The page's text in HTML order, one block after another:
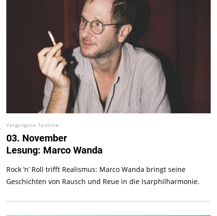
Vergangene Termine
03. November
Lesung: Marco Wanda
Rock ’n’ Roll trifft Realismus: Marco Wanda bringt seine
Geschichten von Rausch und Reue in die Isarphilharmonie.